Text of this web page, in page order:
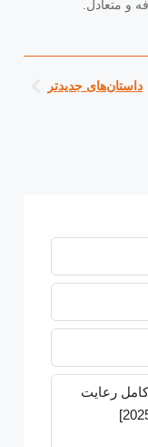
و متعادل.
داستان‌های جدیدتر